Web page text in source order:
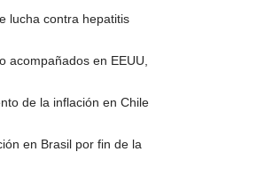
lucha contra hepatitis
acompañados en EEUU,
de la inflación en Chile
en Brasil por fin de la